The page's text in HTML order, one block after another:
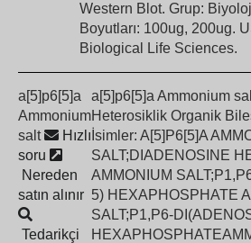
Western Blot. Grup:
Boyutları: 100ug, 200ug.
Biological Life Sciences.
a[5]p6[5]a
Ammonium
salt
Hızlı
soru
Nereden
satın alınır
Tedarikçi
a[5]p6[5]a Ammonium
Heterosiklik Organik
İsimler: A[5]P6[5]A
SALT;DIADENOSINE
AMMONIUM
5) HEXAPHOSPHATE
SALT;P1,P6-